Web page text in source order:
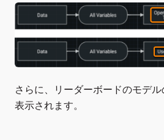
さらに、リーダーボードのモデ
表示されます。